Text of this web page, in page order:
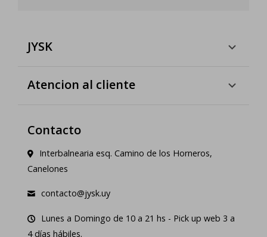
JYSK
Atencion al cliente
Contacto
Interbalnearia esq. Camino de los Horneros,
Canelones
contacto@jysk.uy
Lunes a Domingo de 10 a 21 hs - Pick up web 3 a
4 días hábiles.